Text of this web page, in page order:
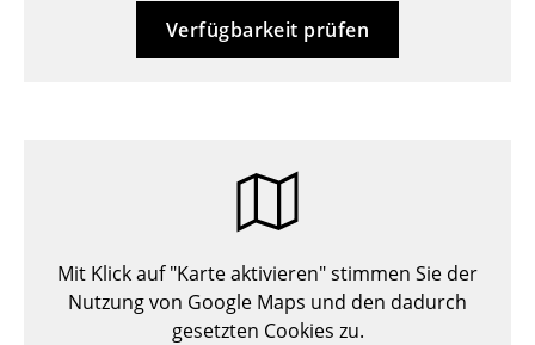
Gartenstühle
Bürosessel
Verfügbarkeit prüfen
Mit Klick auf "Karte aktivieren" stimmen Sie der
Nutzung von Google Maps und den dadurch
gesetzten Cookies zu.